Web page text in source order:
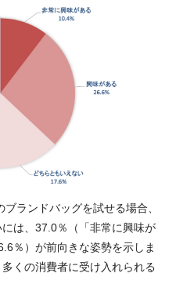
ランドバッグを試せる場合、
は、37.0％（「非常に興味が
％）が前向きな姿勢を示しま
くの消費者に受け入れられる